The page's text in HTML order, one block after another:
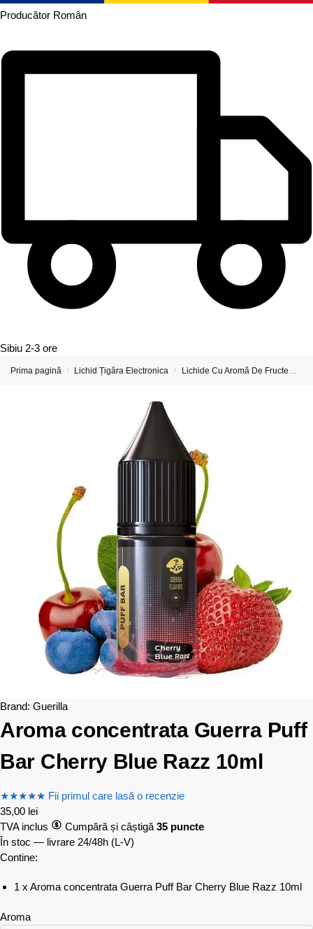
Producător Român
Sibiu 2-3 ore
Prima pagină / Lichid Țigăra Electronica / Lichide Cu Aromă De Fructe
Brand: Guerilla
Aroma concentrata Guerra Puff
Bar Cherry Blue Razz 10ml
★★★★★ Fii primul care lasă o recenzie
35,00 lei
TVA inclus
Cumpără și câștigă 35 puncte
În stoc — livrare 24/48h (L-V)
Contine:
1 x Aroma concentrata Guerra Puff Bar Cherry Blue Razz 10ml
Aroma